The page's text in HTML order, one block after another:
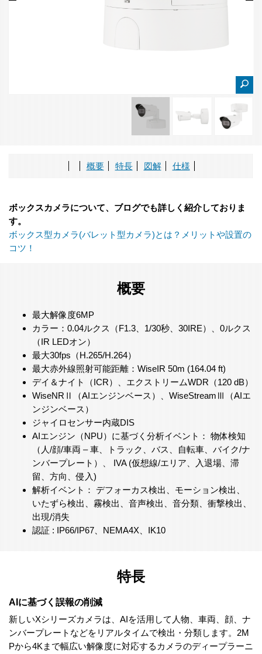
概要 特長 図解 仕様
ボックスカメラについて、ブログでも詳しく紹介しておりま
す。
ボックス型カメラ(バレット型カメラ)とは？メリットや設置の
コツ！
概要
最大解像度6MP
カラー：0.04ルクス（F1.3、1/30秒、30IRE）、0ルクス
（IR LEDオン）
最大30fps（H.265/H.264）
最大赤外線照射可能距離：WiseIR 50m (164.04 ft)
デイ＆ナイト（ICR）、エクストリームWDR（120 dB）
WiseNRⅡ（AIエンジンベース）、WiseStreamⅢ（AIエ
ンジンベース）
ジャイロセンサー内蔵DIS
AIエンジン（NPU）に基づく分析イベント： 物体検知
（人/顔/車両 – 車、トラック、バス、自転車、バイク/ナ
ンバープレート）、 IVA (仮想線/エリア、入退場、滞
留、方向、侵入)
解析イベント： デフォーカス検出、モーション検出、
いたずら検出、霧検出、音声検出、音分類、衝撃検出、
出現/消失
認証 : IP66/IP67、NEMA4X、IK10
特長
AIに基づく誤報の削減
新しいXシリーズカメラは、AIを活用して人物、車両、顔、ナ
ンバープレートなどをリアルタイムで検出・分類します。2M
Pから4Kまで幅広い解像度に対応するカメラのディープラーニ